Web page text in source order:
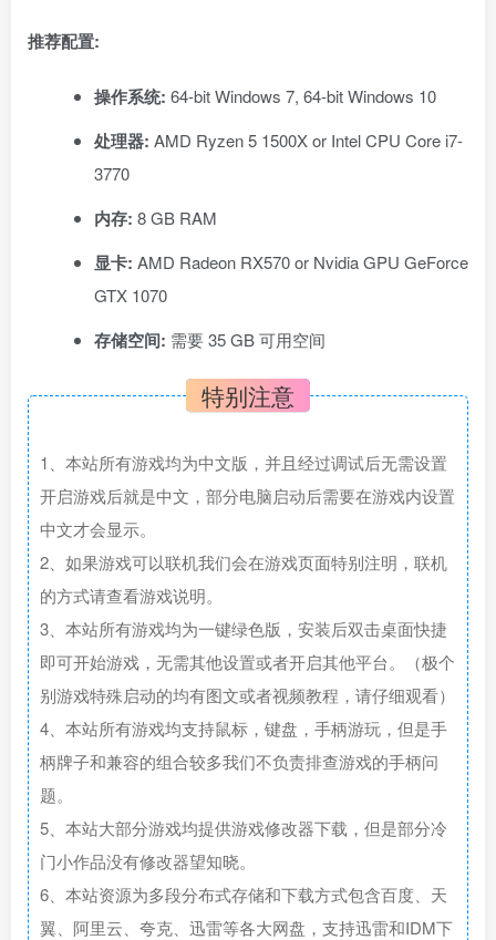
推荐配置:
操作系统: 64-bit Windows 7, 64-bit Windows 10
处理器: AMD Ryzen 5 1500X or Intel CPU Core i7-
3770
内存: 8 GB RAM
显卡: AMD Radeon RX570 or Nvidia GPU GeForce
GTX 1070
存储空间: 需要 35 GB 可用空间
特别注意
1、本站所有游戏均为中文版，并且经过调试后无需设置
开启游戏后就是中文，部分电脑启动后需要在游戏内设置
中文才会显示。
2、如果游戏可以联机我们会在游戏页面特别注明，联机
的方式请查看游戏说明。
3、本站所有游戏均为一键绿色版，安装后双击桌面快捷
即可开始游戏，无需其他设置或者开启其他平台。（极个
别游戏特殊启动的均有图文或者视频教程，请仔细观看）
4、本站所有游戏均支持鼠标，键盘，手柄游玩，但是手
柄牌子和兼容的组合较多我们不负责排查游戏的手柄问
题。
5、本站大部分游戏均提供游戏修改器下载，但是部分冷
门小作品没有修改器望知晓。
6、本站资源为多段分布式存储和下载方式包含百度、天
翼、阿里云、夸克、迅雷等各大网盘，支持迅雷和IDM下